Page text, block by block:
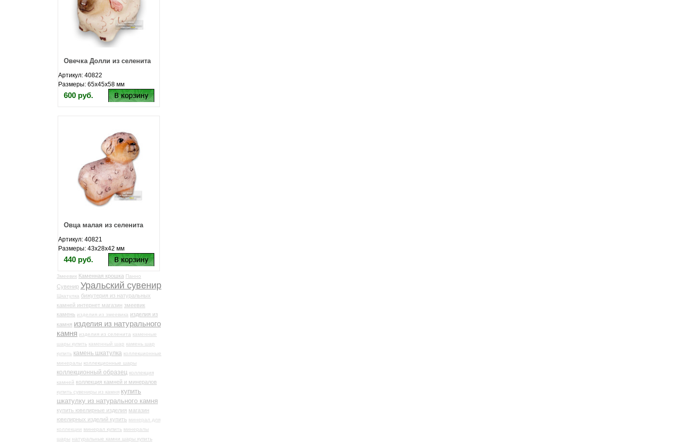
Овечка Долли из селенита
Артикул: 40822
Размеры: 65х45х58 мм
600 руб.
Овца малая из селенита
Артикул: 40821
Размеры: 43х28х42 мм
440 руб.
Змеевик Каменная крошка Панно
Сувенир Уральский сувенир
Шкатулка бижутерия из натуральных
камней интернет магазин змеевик
камень изделия из змеевика изделия из
камня изделия из натурального
камня изделия из селенита каменные
шары купить каменный шар камень шар
купить камень шкатулка коллекционные
минералы коллекционные шары
коллекционный образец коллекция
камней коллекция камней и минералов
купить сувениры из камня купить
шкатулку из натурального камня
купить ювелирные изделия магазин
ювелирных изделий купить минерал для
коллекции минерал купить минералы
шары натуральные камни шары купить